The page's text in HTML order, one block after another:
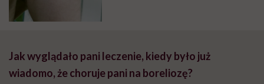
Jak wyglądało pani leczenie, kiedy było już
wiadomo, że choruje pani na boreliozę?